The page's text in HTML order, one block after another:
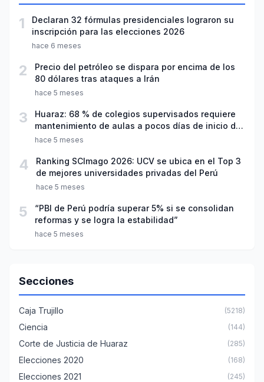
1
Declaran 32 fórmulas presidenciales lograron su
inscripción para las elecciones 2026
hace 6 meses
2
Precio del petróleo se dispara por encima de los
80 dólares tras ataques a Irán
hace 5 meses
3
Huaraz: 68 % de colegios supervisados requiere
mantenimiento de aulas a pocos días de inicio del
año escolar 2026
hace 5 meses
4
Ranking SCImago 2026: UCV se ubica en el Top 3
de mejores universidades privadas del Perú
hace 5 meses
5
“PBI de Perú podría superar 5% si se consolidan
reformas y se logra la estabilidad”
hace 5 meses
Secciones
Caja Trujillo (5218)
Ciencia (144)
Corte de Justicia de Huaraz (285)
Elecciones 2020 (168)
Elecciones 2021 (245)